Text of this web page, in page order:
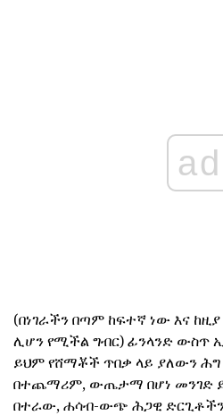
ad
(በነገራችን በጣም ከፍተኛ ነው እና
ሊሆን የሚችል ግብር) ፊንላንድ ውስጥ
ይህም የሸማቾች ጥበቃ ላይ ያለውን
በተጨማሪም, ውጤታማ በሆነ መንገድ
በተራው, ሐሳብ-ውጭ ሕጋዊ ድርጊቶችን